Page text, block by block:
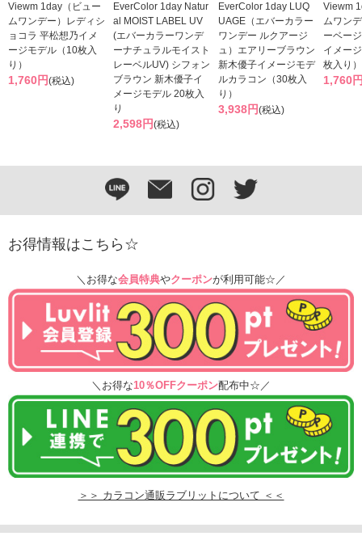
Viewm 1day（ビュー
ムワンデー）レディシ
ョコラ 平松想乃イメ
ージモデル（10枚入
り）
1,760円(税込)
EverColor 1day Natur
al MOIST LABEL UV
(エバーカラーワンデ
ーナチュラルモイスト
レーベルUV) シフォン
ブラウン 新木優子イ
メージモデル 20枚入
り
2,598円(税込)
EverColor 1day LUQ
UAGE（エバーカラー
ワンデー ルクアージ
ュ）エアリーブラウン
新木優子イメージモデ
ルカラコン（30枚入
り）
3,938円(税込)
Viewm
ムワン
ーベー
イメー
枚入り）
1,760
お得情報はこちら☆
＼お得な会員特典やクーポンが利用可能☆／
＼お得な10％OFFクーポン配布中☆／
＞＞ カラコン通販ラブリットについて ＜＜